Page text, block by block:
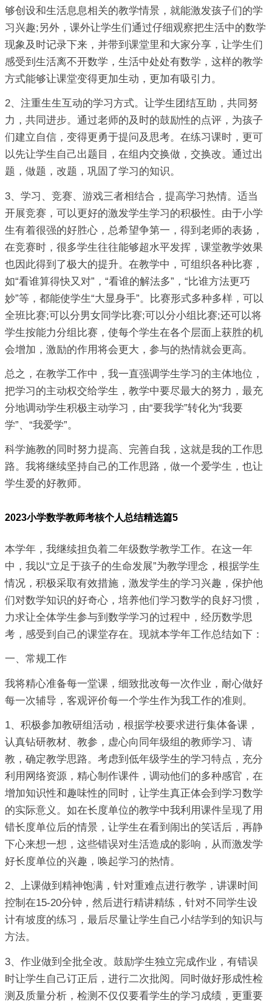
够创设和生活息息相关的教学情景，就能激发孩子们的学
习兴趣;另外，课外让学生们通过仔细观察把生活中的数学
现象及时记录下来，并带到课堂里和大家分享，让学生们
感受到生活离不开数学，生活中处处有数学，这样的教学
方式能够让课堂变得更加生动，更加有吸引力。
2、注重生生互动的学习方式。让学生团结互助，共同努
力，共同进步。通过老师的及时的鼓励性的点评，为孩子
们建立自信，变得更勇于提问及思考。在练习课时，更可
以先让学生自己出题目，在组内交换做，交换改。通过出
题，做题，改题，巩固了学习的知识。
3、学习、竞赛、游戏三者相结合，提高学习热情。适当
开展竞赛，可以更好的激发学生学习的积极性。由于小学
生有着很强的好胜心，总希望争第一，得到老师的表扬，
在竞赛时，很多学生往往能够超水平发挥，课堂教学效果
也因此得到了极大的提升。在教学中，可组织各种比赛，
如“看谁算得快又对”，“看谁的解法多”，“比谁方法更巧
妙”等，都能使学生“大显身手”。比赛形式多种多样，可以
全班比赛;可以分男女同学比赛;可以分小组比赛;还可以将
学生按能力分组比赛，使每个学生在各个层面上获胜的机
会增加，激励的作用将会更大，参与的热情就会更高。
总之，在教学工作中，我一直强调学生学习的主体地位，
把学习的主动权交给学生，教学中要尽最大的努力，最充
分地调动学生积极主动学习，由“要我学”转化为“我要
学”、“我爱学”。
科学施教的同时努力提高、完善自我，这就是我的工作思
路。我将继续坚持自己的工作思路，做一个爱学生，也让
学生爱的好教师。
2023小学数学教师考核个人总结精选篇5
本学年，我继续担负着二年级数学教学工作。在这一年
中，我以“立足于孩子的生命发展”为教学理念，根据学生
情况，积极采取有效措施，激发学生的学习兴趣，保护他
们对数学知识的好奇心，培养他们学习数学的良好习惯，
力求让全体学生参与到数学学习的过程中，经历数学思
考，感受到自己的课堂存在。现就本学年工作总结如下：
一、常规工作
我将精心准备每一堂课，细致批改每一次作业，耐心做好
每一次辅导，客观评价每一个学生作为我工作的准则。
1、积极参加教研组活动，根据学校要求进行集体备课，
认真钻研教材、教参，虚心向同年级组的教师学习、请
教，确定教学思路。考虑到低年级学生的学习特点，充分
利用网络资源，精心制作课件，调动他们的多种感官，在
增加知识性和趣味性的同时，让学生真正体会到学习数学
的实际意义。如在长度单位的教学中我利用课件呈现了用
错长度单位后的情景，让学生在看到闹出的笑话后，再静
下心来想一想，这些错误对生活造成的影响，从而激发学
好长度单位的兴趣，唤起学习的热情。
2、上课做到精神饱满，针对重难点进行教学，讲课时间
控制在15-20分钟，然后进行精讲精练，针对不同学生设
计有坡度的练习，最后尽量让学生自己小结学到的知识与
方法。
3、作业做到全批全改。鼓励学生独立完成作业，有错误
时让学生自己订正后，进行二次批阅。同时做好形成性检
测及质量分析，检测不仅仅要看学生的学习成绩，更重要